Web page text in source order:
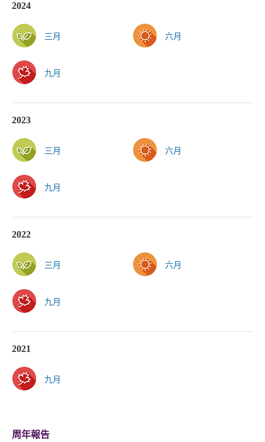
2024
三月 六月
九月
2023
三月 六月
九月
2022
三月 六月
九月
2021
九月
周年報告